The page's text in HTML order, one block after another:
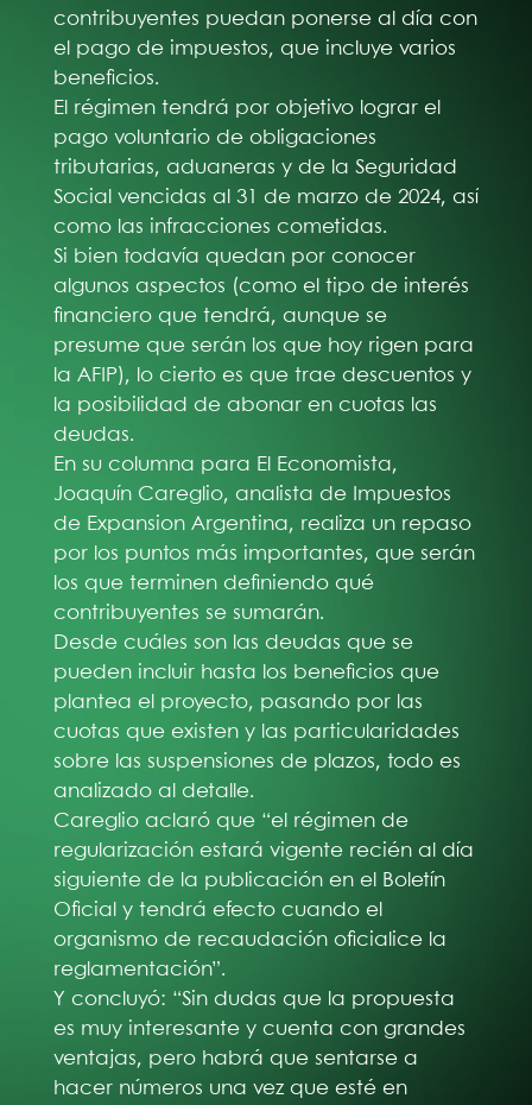
contribuyentes puedan ponerse al día con
el pago de impuestos, que incluye varios
beneficios.
El régimen tendrá por objetivo lograr el
pago voluntario de obligaciones
tributarias, aduaneras y de la Seguridad
Social vencidas al 31 de marzo de 2024, así
como las infracciones cometidas.
Si bien todavía quedan por conocer
algunos aspectos (como el tipo de interés
financiero que tendrá, aunque se
presume que serán los que hoy rigen para
la AFIP), lo cierto es que trae descuentos y
la posibilidad de abonar en cuotas las
deudas.
En su columna para El Economista,
Joaquín Careglio, analista de Impuestos
de Expansion Argentina, realiza un repaso
por los puntos más importantes, que serán
los que terminen definiendo qué
contribuyentes se sumarán.
Desde cuáles son las deudas que se
pueden incluir hasta los beneficios que
plantea el proyecto, pasando por las
cuotas que existen y las particularidades
sobre las suspensiones de plazos, todo es
analizado al detalle.
Careglio aclaró que “el régimen de
regularización estará vigente recién al día
siguiente de la publicación en el Boletín
Oficial y tendrá efecto cuando el
organismo de recaudación oficialice la
reglamentación”.
Y concluyó: “Sin dudas que la propuesta
es muy interesante y cuenta con grandes
ventajas, pero habrá que sentarse a
hacer números una vez que esté en